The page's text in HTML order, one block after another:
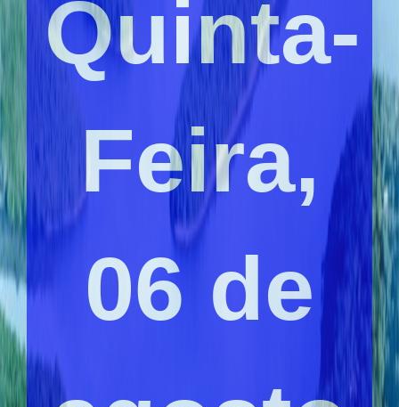
Quinta-
Feira,
06 de